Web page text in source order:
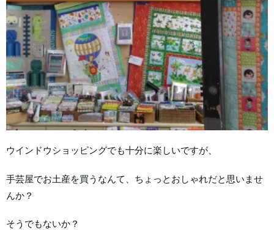
ウインドウショッピングでも十分に楽しいですが、
手芸屋でお土産を買うなんて、ちょっとおしゃれだと思いませ
んか？
そうでもないか？